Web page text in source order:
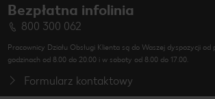
Bezpłatna infolinia
800 300 062
Pracownicy Działu Obsługi Klienta są do Waszej dyspozycji od
godzinach od 8.00 do 20.00 i w soboty od 8.00 do 17.00.
Formularz kontaktowy